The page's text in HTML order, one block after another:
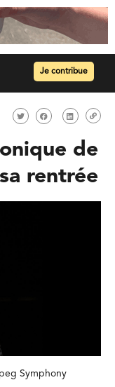
Je contribue
de
rentrée
Symphony